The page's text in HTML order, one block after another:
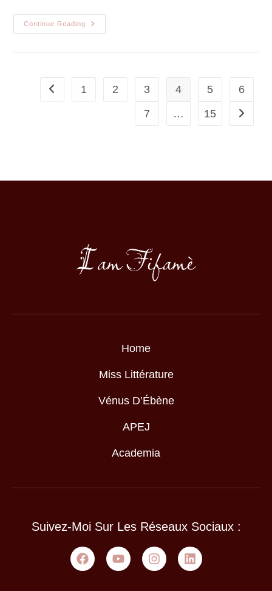
Continue Reading
1 2 3 4 5
6
7
… 15
Home
Miss Littérature
Vénus D’Ébène
APEJ
Academia
Suivez-Moi Sur Les Réseaux Sociaux :